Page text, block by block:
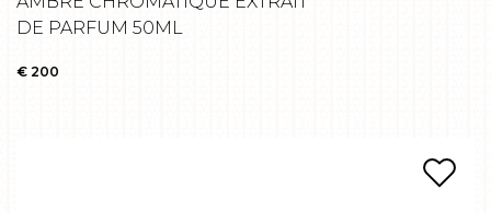
DE PARFUM 50ML
€ 200